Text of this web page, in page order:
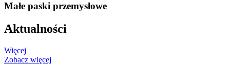
Małe paski przemysłowe
Aktualności
Więcej
Zobacz więcej